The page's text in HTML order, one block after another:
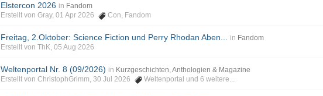
Elstercon 2026 in Fandom
Erstellt von Gray, 01 Apr 2026
Con, Fandom
Freitag, 2.Oktober: Science Fiction und Perry Rhodan Aben... in Fandom
Erstellt von ThK, 05 Aug 2026
Weltenportal Nr. 8 (09/2026) in Kurzgeschichten, Anthologien & Magazine
Erstellt von ChristophGrimm, 30 Jul 2026
Weltenportal und 6 weitere...